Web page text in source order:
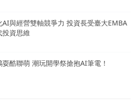
AI與經營雙軸競爭力 投資長受臺大EMBA
資思維
耍酷聯萌 潮玩開學祭搶抱AI筆電！